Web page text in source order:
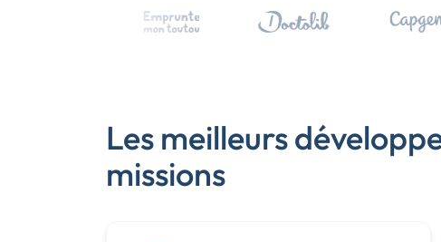
Les meilleurs
missions